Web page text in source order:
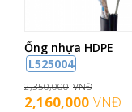
Ống nhựa HDPE
L525004
2,350,000 VNĐ
2,160,000 VNĐ